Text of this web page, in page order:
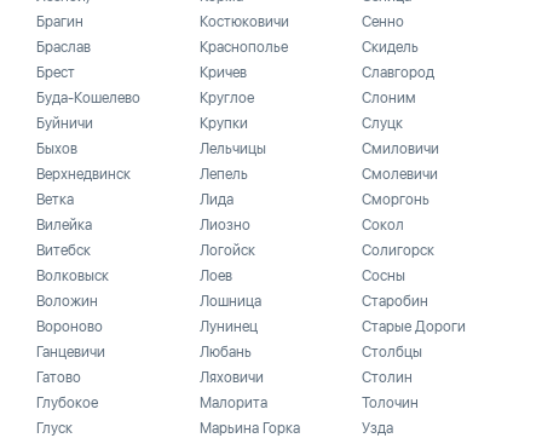
Брагин
Браслав
Брест
Буда-Кошелево
Буйничи
Быхов
Верхнедвинск
Ветка
Вилейка
Витебск
Волковыск
Воложин
Вороново
Ганцевичи
Гатово
Глубокое
Глуск
Костюковичи
Краснополье
Кричев
Круглое
Крупки
Лельчицы
Лепель
Лида
Лиозно
Логойск
Лоев
Лошница
Лунинец
Любань
Ляховичи
Малорита
Марьина Горка
Сенно
Скидель
Славгород
Слоним
Слуцк
Смиловичи
Смолевичи
Сморгонь
Сокол
Солигорск
Сосны
Старобин
Старые Дороги
Столбцы
Столин
Толочин
Узда